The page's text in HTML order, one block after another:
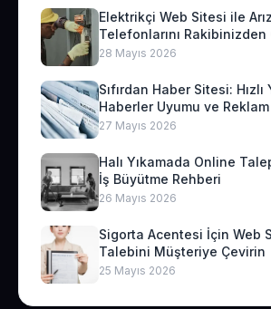
Elektrikçi Web Sitesi ile
Telefonlarını Rakibinizden
28 Mayıs 2026
Sıfırdan Haber Sitesi: Hızlı
Haberler Uyumu ve
27 Mayıs 2026
Halı Yıkamada Online
İş Büyütme Rehberi
26 Mayıs 2026
Sigorta Acentesi İçin Web
Talebini Müşteriye Çevirin
25 Mayıs 2026